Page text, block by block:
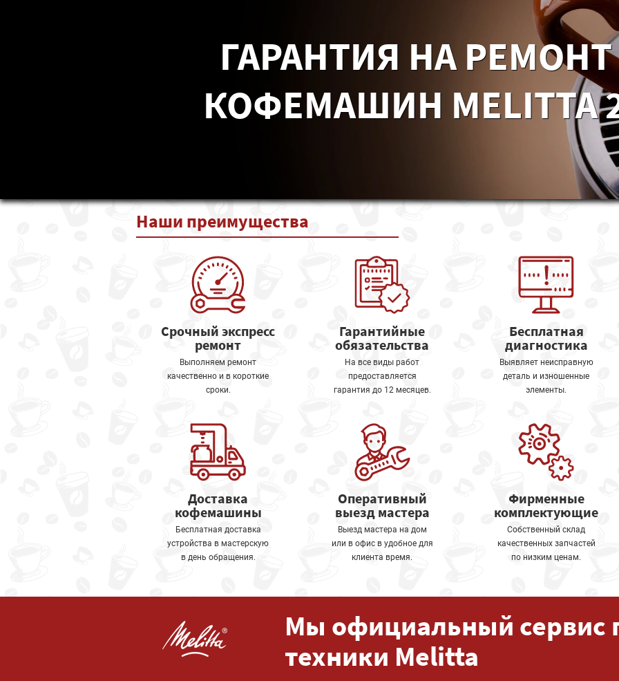
ГАРАНТИЯ НА РЕМОНТ
КОФЕМАШИН MELITTA
Наши преимущества
Срочный экспресс
ремонт
Выполняем ремонт
качественно и в короткие
сроки.
Гарантийные
обязательства
На все виды работ
предоставляется
гарантия до 12 месяцев.
Бесплатная
диагностика
Выявляет неисправную
деталь и изношенные
элементы.
Доставка
кофемашины
Бесплатная доставка
устройства в мастерскую
в день обращения.
Оперативный
выезд мастера
Выезд мастера на дом
или в офис в удобное для
клиента время.
Фирменные
комплектующие
Собственный склад
качественных запчастей
по низким ценам.
Мы официальный сервис
техники Melitta